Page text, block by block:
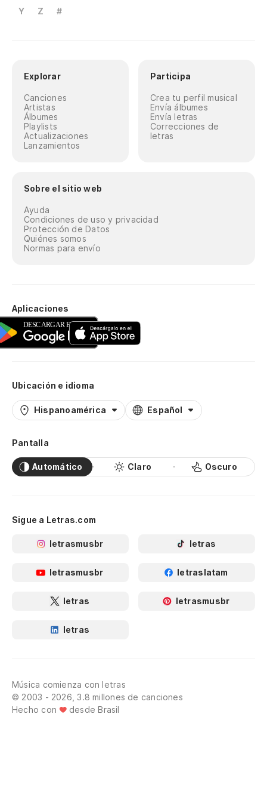
Y
Z #
Explorar
Canciones
Artistas
Álbumes
Playlists
Actualizaciones
Lanzamientos
Participa
Crea tu perfil musical
Envía álbumes
Envía letras
Correcciones de
letras
Sobre el sitio web
Ayuda
Condiciones de uso y privacidad
Protección de Datos
Quiénes somos
Normas para envío
Aplicaciones
Ubicación e idioma
Hispanoamérica Español
Pantalla
Automático Claro Oscuro
Sigue a Letras.com
letrasmusbr letras
letrasmusbr letraslatam
letras letrasmusbr
letras
Música comienza con letras
© 2003 - 2026, 3.8 millones de canciones
Hecho con
desde Brasil